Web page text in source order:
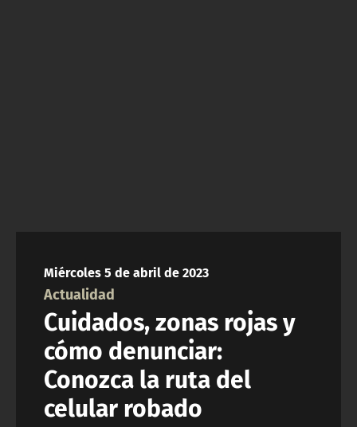
Miércoles 5 de abril de 2023
Actualidad
Cuidados, zonas rojas y
cómo denunciar:
Conozca la ruta del
celular robado